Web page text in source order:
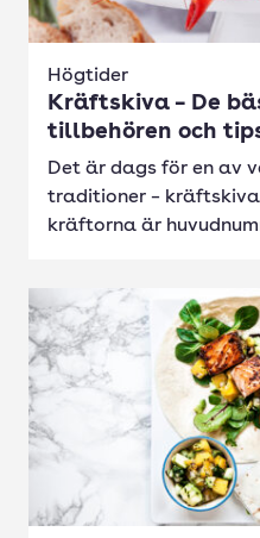
Högtider
Kräftskiva – De
tillbehören och
Det är dags för en av
traditioner –
kräftorna är